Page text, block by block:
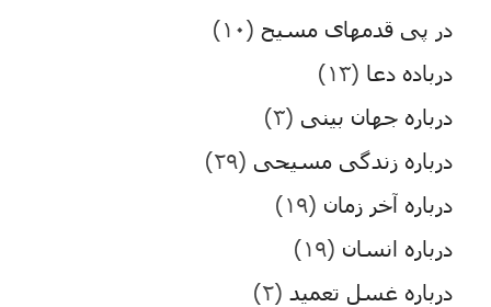
در پی قدمهای مسیح (۱۰)
درباده دعا (۱۳)
درباره جهان بینی (۳)
درباره زندگی مسیحی (۲۹)
درباره آخر زمان (۱۹)
درباره انسان (۱۹)
درباره غسل تعمید (۲)